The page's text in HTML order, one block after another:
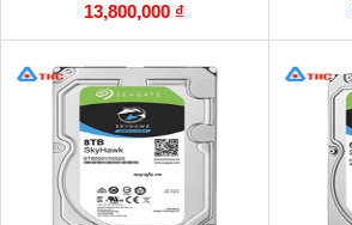
13,800,000 ₫